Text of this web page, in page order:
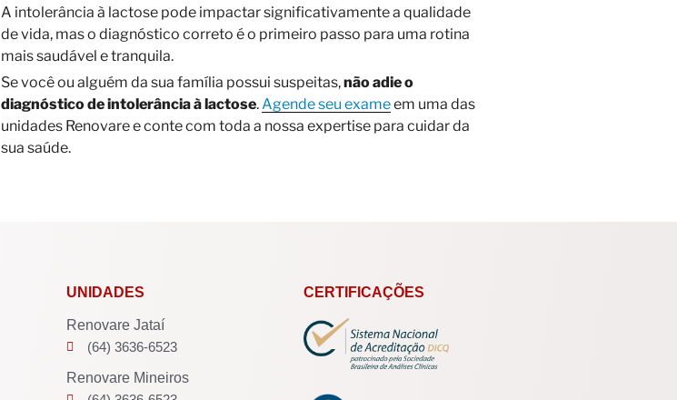
A intolerância à lactose pode impactar significativamente a qualidade
de vida, mas o diagnóstico correto é o primeiro passo para uma rotina
mais saudável e tranquila.
Se você ou alguém da sua família possui suspeitas,não adie o
diagnóstico de intolerância à lactose.Agende seu exameem uma das
unidades Renovare e conte com toda a nossa expertise para cuidar da
sua saúde.
UNIDADES
Renovare Jataí
(64) 3636-6523
Renovare Mineiros
CERTIFICAÇÕES